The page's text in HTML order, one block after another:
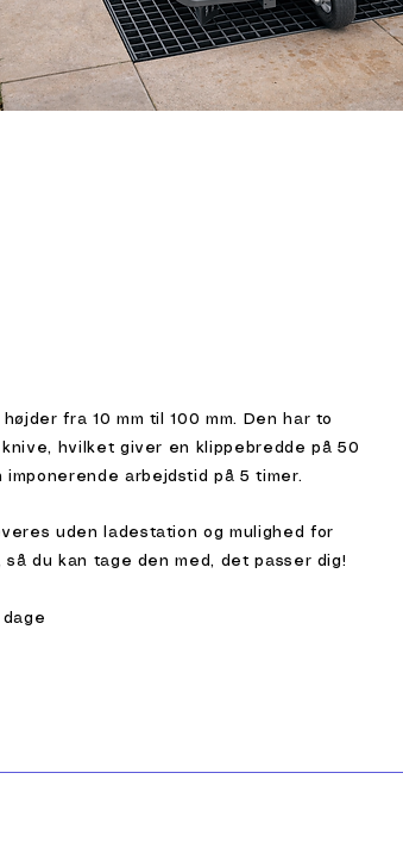
højder fra 10 mm til 100 mm. Den har to
hvilket giver en klippebredde på 50
imponerende arbejdstid på 5 timer.
uden ladestation og mulighed for
så du kan tage den med, det passer dig!